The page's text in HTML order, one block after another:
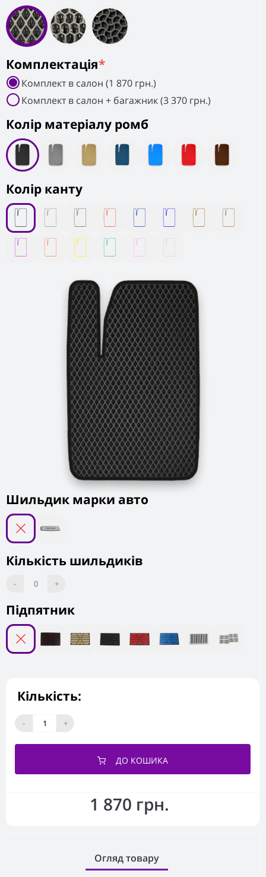
1 870 грн.
Колiр матеріалу ромб
Колір канту
Підпятник
Шильдик марки авто
Кількість шильдиків
- 0 +
Комплектація*
Комплект в салон (1 870 грн.)
Комплект в салон + багажник (3 370 грн.)
Кількість:
- +
ДО КОШИКА
Огляд товару